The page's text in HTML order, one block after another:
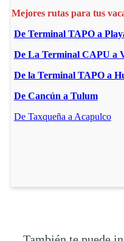
Mejores rutas para tus
De Terminal TAPO a
De La Terminal CAPU a
De la Terminal TAPO a
De Cancún a Tulum
De Taxqueña a Acapulco